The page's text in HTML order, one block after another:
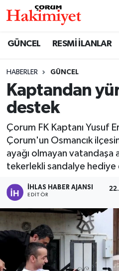
GÜNCEL RESMİ İLANLAR
HABERLER GÜNCEL
Kaptandan
destek
Çorum FK Kaptanı Yusuf
Çorum'un Osmancık
ayağı olmayan vatandaşa
tekerlekli sandalye hediye
İHLAS HABER AJANSI
EDITÖR
SAĞLIK
ASAYİŞ
EKONOMİ
GÜNCEL
AKTÜEL
EĞİTİM
İLÇELER
OTOPARK
Nöbetçi Eczaneler
Çorum Namaz Vakitleri
Trafik Durumu
Süper Lig Puan
Tüm Manşetler
Son Dakika Haberleri
Haber Arşivi